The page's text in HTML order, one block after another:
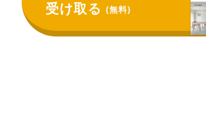
受け取る(無料)